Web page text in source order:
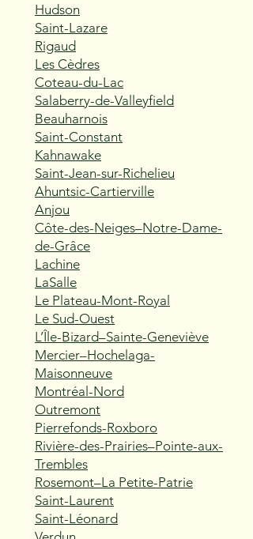
Hudson
Saint-Lazare
Rigaud
Les Cèdres
Coteau-du-Lac
Salaberry-de-Valleyfield
Beauharnois
Saint-Constant
Kahnawake
Saint-Jean-sur-Richelieu
Ahuntsic-Cartierville
Anjou
Côte-des-Neiges–Notre-Dame-
de-Grâce
Lachine
LaSalle
Le Plateau-Mont-Royal
Le Sud-Ouest
L’Île-Bizard–Sainte-Geneviève
Mercier–Hochelaga-
Maisonneuve
Montréal-Nord
Outremont
Pierrefonds-Roxboro
Rivière-des-Prairies–Pointe-aux-
Trembles
Rosemont–La Petite-Patrie
Saint-Laurent
Saint-Léonard